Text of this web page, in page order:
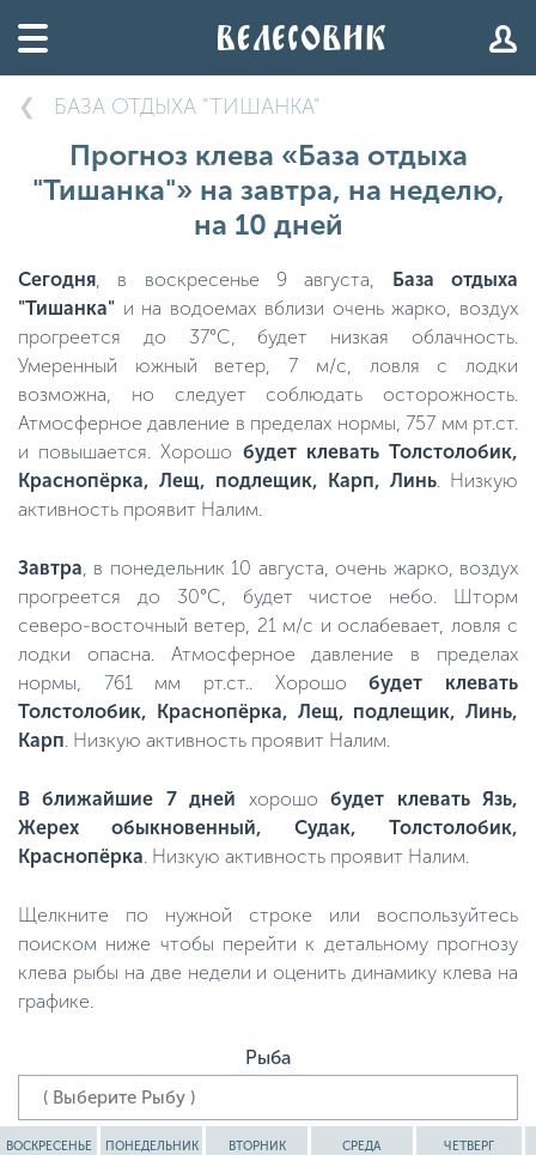
БАЗА ОТДЫХА "ТИШАНКА"
Прогноз клева «База отдыха
"Тишанка"» на завтра, на неделю,
на 10 дней
Сегодня, в воскресенье 9 августа, База отдыха
"Тишанка" и на водоемах вблизи очень жарко, воздух
прогреется до 37°C, будет низкая облачность.
Умеренный южный ветер, 7 м/с, ловля с лодки
возможна, но следует соблюдать осторожность.
Атмосферное давление в пределах нормы, 757 мм рт.ст.
и повышается. Хорошо будет клевать Толстолобик,
Краснопёрка, Лещ, подлещик, Карп, Линь. Низкую
активность проявит Налим.
Завтра, в понедельник 10 августа, очень жарко, воздух
прогреется до 30°C, будет чистое небо. Шторм
северо-восточный ветер, 21 м/с и ослабевает, ловля с
лодки опасна. Атмосферное давление в пределах
нормы, 761 мм рт.ст.. Хорошобудет клевать
Толстолобик, Краснопёрка, Лещ, подлещик, Линь,
Карп. Низкую активность проявит Налим.
В ближайшие 7 дней хорошобудет клевать Язь,
Жерех обыкновенный, Судак, Толстолобик,
Краснопёрка. Низкую активность проявит Налим.
Щелкните по нужной строке или воспользуйтесь
поиском ниже чтобы перейти к детальному прогнозу
клева рыбы на две недели и оценить динамику клева на
графике.
Рыба
ВОСКРЕСЕНЬЕ ПОНЕДЕЛЬНИК ВТОРНИК СРЕДА ЧЕТВЕРГ